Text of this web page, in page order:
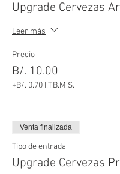
Upgrade Cervezas
Leer más
Precio
B/. 10.00
+B/. 0.70 I.T.B.M.S.
Venta finalizada
Tipo de entrada
Upgrade Cervezas